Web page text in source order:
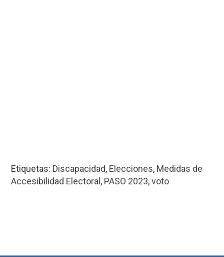
Etiquetas: Discapacidad, Elecciones, Medidas de
Accesibilidad Electoral , PASO 2023,voto